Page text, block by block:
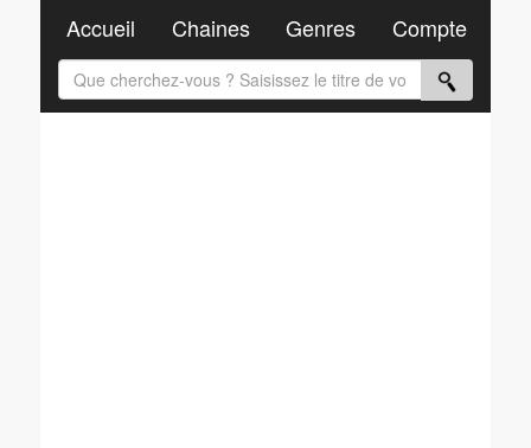
Accueil Chaines Genres Compte